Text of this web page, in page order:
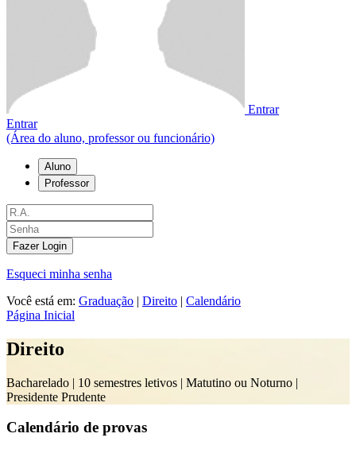
Entrar
Entrar
(Área do aluno, professor ou funcionário)
Aluno
Professor
Fazer Login
Esqueci minha senha
Você está em: Graduação | Direito | Calendário
Página Inicial
Direito
Bacharelado | 10 semestres letivos | Matutino ou Noturno |
Presidente Prudente
Calendário de provas